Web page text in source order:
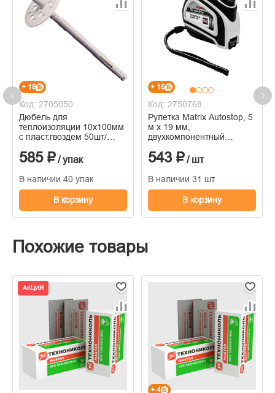
+ 18
Код: 2705050
Дюбель для
теплоизоляции 10х100мм
с пласт.гвоздем 50шт/
585 ₽/ упак
В наличии 40 упак
В корзину
+ 16
Код: 2750768
Рулетка Matrix Autostop, 5
м х 19 мм,
двухкомпонентный
фиксация
543 ₽/ шт
В наличии 31 шт
В корзину
Похожие товары
АКЦИЯ
+ 4